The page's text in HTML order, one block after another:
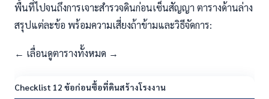
พื้นที่ไปจนถึงการเจาะสำรวจดินก่อนเซ็นสัญญา ตารางด้านล่าง
สรุปแต่ละข้อ พร้อมความเสี่ยงถ้าข้ามและวิธีจัดการ:
← เลื่อนดูตารางทั้งหมด →
Checklist 12 ข้อก่อนซื้อที่ดินสร้างโรงงาน